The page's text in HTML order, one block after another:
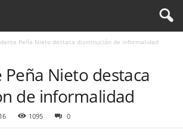
Peña Nieto destaca disminución de informalidad
Nieto destaca
de informalidad
1095 0